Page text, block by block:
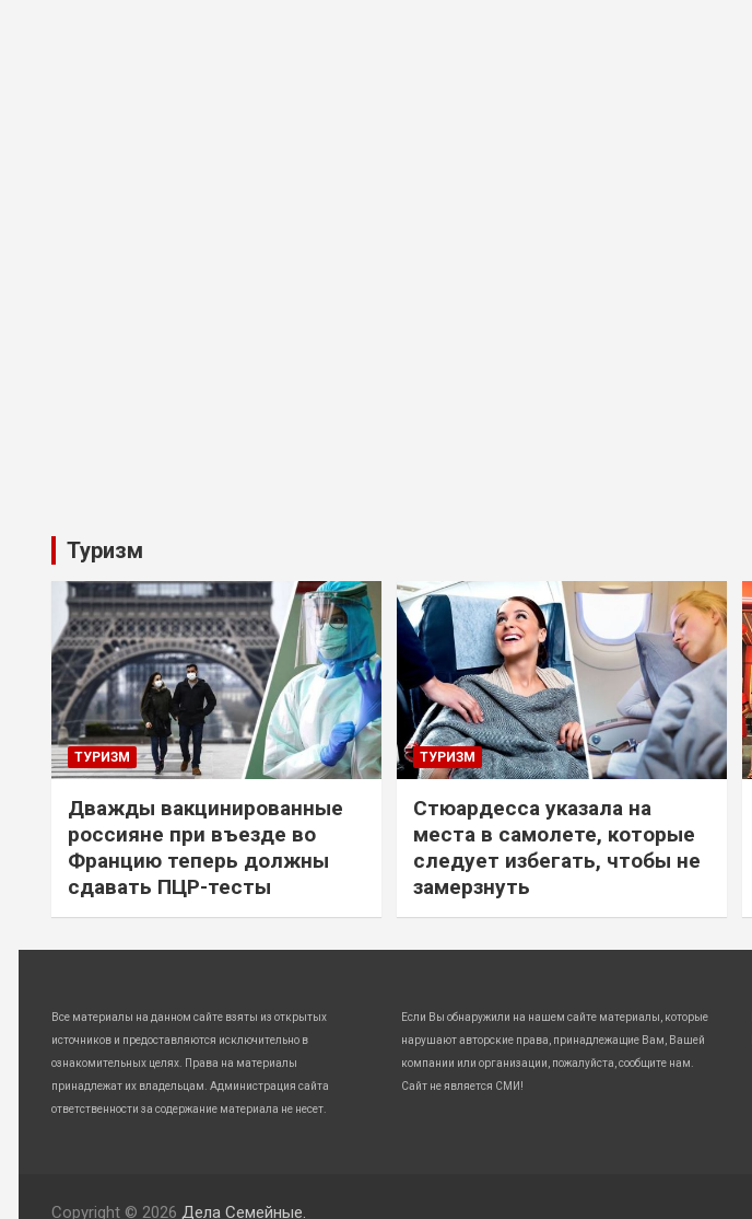
Туризм
ТУРИЗМ
Дважды вакцинированные
россияне при въезде во
Францию теперь должны
сдавать ПЦР-тесты
ТУРИЗМ
Стюардесса указала на
места в самолете, которые
следует избегать, чтобы не
замерзнуть
Все материалы на данном сайте взяты из открытых
источников и предоставляются исключительно в
ознакомительных целях. Права на материалы
принадлежат их владельцам. Администрация сайта
ответственности за содержание материала не несет.
Если Вы обнаружили на нашем сайте материалы, которые
нарушают авторские права, принадлежащие Вам, Вашей
компании или организации, пожалуйста, сообщите нам.
Сайт не является СМИ!
Copyright © 2026 Дела Семейные.